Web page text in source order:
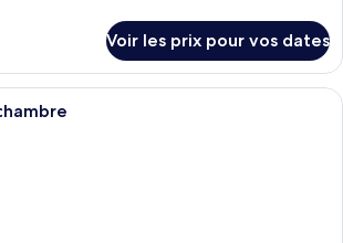
Voir les prix pour vos dates
Une chambre d’hôtel moderne